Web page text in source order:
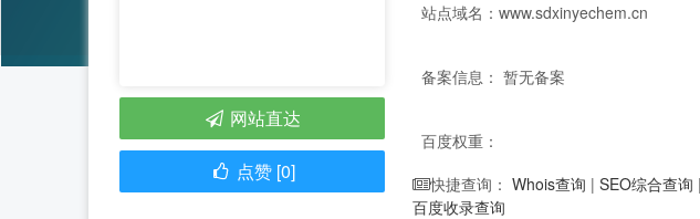
站点域名：www.sdxinyechem.cn
备案信息： 暂无备案
百度权重：
快捷查询： Whois查询 | SEO综合查询 |
百度收录查询
网站直达
点赞 [0]